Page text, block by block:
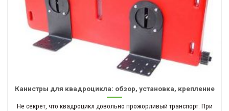
Канистры для квадроцикла: обзор, установка, крепление
Не секрет, что квадроцикл довольно прожорливый транспорт. При